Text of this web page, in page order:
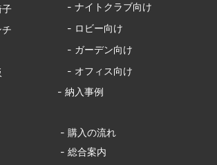
- ナイトクラブ向け
- ロビー向け
- ガーデン向け
- オフィス向け
- 納入事例
- 購入の流れ
- 総合案内